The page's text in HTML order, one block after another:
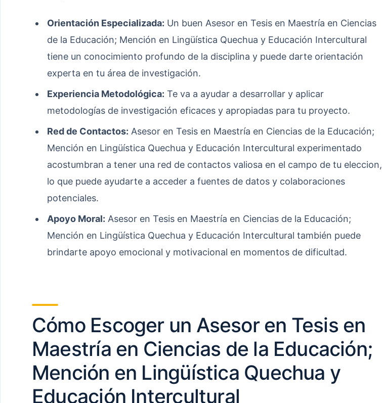
Orientación Especializada: Un buen Asesor en Tesis en Maestría en Ciencias
de la Educación; Mención en Lingüística Quechua y Educación Intercultural
tiene un conocimiento profundo de la disciplina y puede darte orientación
experta en tu área de investigación.
Experiencia Metodológica: Te va a ayudar a desarrollar y aplicar
metodologías de investigación eficaces y apropiadas para tu proyecto.
Red de Contactos: Asesor en Tesis en Maestría en Ciencias de la Educación;
Mención en Lingüística Quechua y Educación Intercultural experimentado
acostumbran a tener una red de contactos valiosa en el campo de tu eleccion,
lo que puede ayudarte a acceder a fuentes de datos y colaboraciones
potenciales.
Apoyo Moral: Asesor en Tesis en Maestría en Ciencias de la Educación;
Mención en Lingüística Quechua y Educación Intercultural también puede
brindarte apoyo emocional y motivacional en momentos de dificultad.
Cómo Escoger un Asesor en Tesis en
Maestría en Ciencias de la Educación;
Mención en Lingüística Quechua y
Educación Intercultural